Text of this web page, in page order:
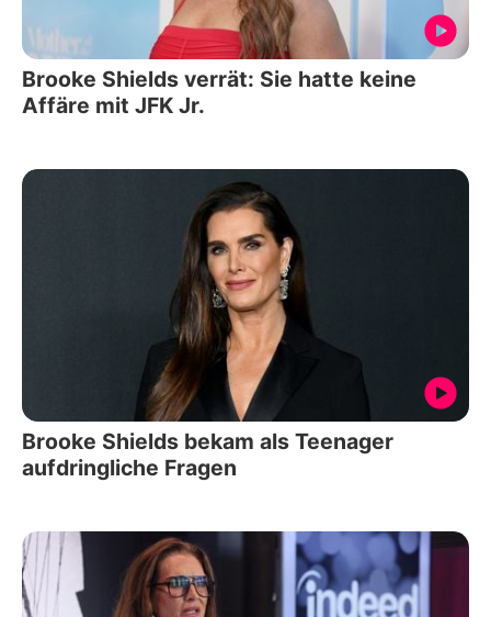
Brooke Shields verrät: Sie hatte keine
Affäre mit JFK Jr.
Brooke Shields bekam als Teenager
aufdringliche Fragen